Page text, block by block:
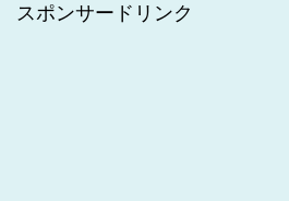
スポンサードリンク